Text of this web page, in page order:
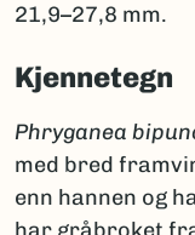
21,9–27,8 mm.
Kjennetegn
Phryganea
med bred
enn hannen og